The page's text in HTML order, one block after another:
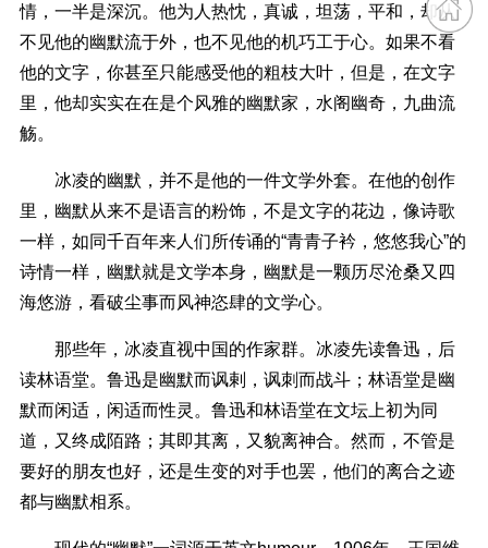
情，一半是深沉。他为人热忱，真诚，坦荡，平和，却从
不见他的幽默流于外，也不见他的机巧工于心。如果不看
他的文字，你甚至只能感受他的粗枝大叶，但是，在文字
里，他却实实在在是个风雅的幽默家，水阁幽奇，九曲流
觞。
冰凌的幽默，并不是他的一件文学外套。在他的创作
里，幽默从来不是语言的粉饰，不是文字的花边，像诗歌
一样，如同千百年来人们所传诵的“青青子衿，悠悠我心”的
诗情一样，幽默就是文学本身，幽默是一颗历尽沧桑又四
海悠游，看破尘事而风神恣肆的文学心。
那些年，冰凌直视中国的作家群。冰凌先读鲁迅，后
读林语堂。鲁迅是幽默而讽剌，讽刺而战斗；林语堂是幽
默而闲适，闲适而性灵。鲁迅和林语堂在文坛上初为同
道，又终成陌路；其即其离，又貌离神合。然而，不管是
要好的朋友也好，还是生变的对手也罢，他们的离合之迹
都与幽默相系。